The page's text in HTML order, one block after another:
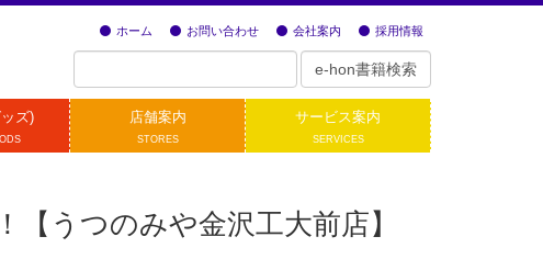
ホーム お問い合わせ 会社案内 採用情報
ズ) 店舗案内
STORES
サービス案内
SERVICES
うつのみや金沢工大前店】